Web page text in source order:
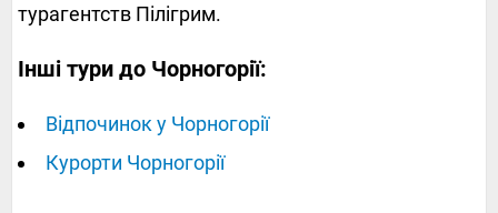
турагентств Пілігрим.
Інші тури до Чорногорії:
Відпочинок у Чорногорії
Курорти Чорногорії